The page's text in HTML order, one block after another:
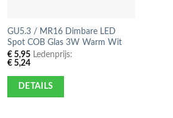
GU5.3 / MR16 Dimbare LED
Spot COB Glas 3W Warm Wit
€ 5,95 Ledenprijs:
€ 5,24
DETAILS